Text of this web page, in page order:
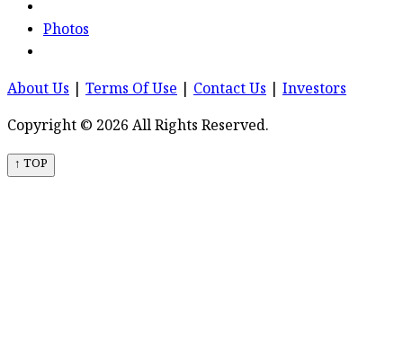
Photos
About Us | Terms Of Use | Contact Us | Investors
Copyright © 2026 All Rights Reserved.
↑ TOP